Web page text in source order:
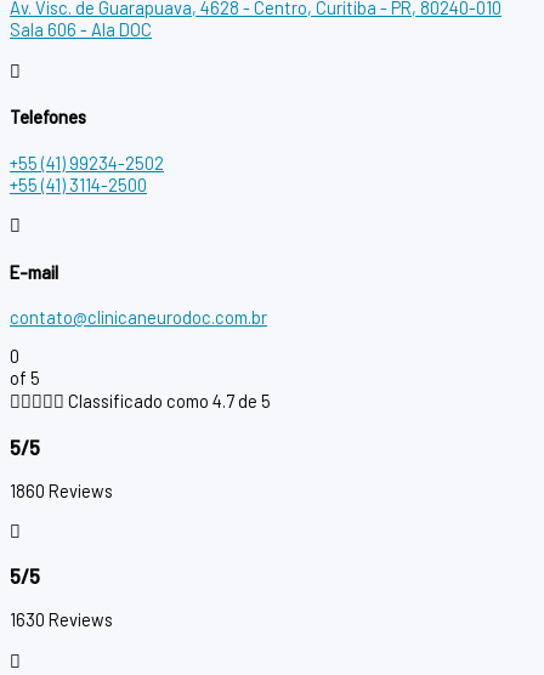
Av. Visc. de Guarapuava, 4628 - Centro, Curitiba - PR, 80240-010
Sala 606 - Ala DOC
Telefones
+55 (41) 99234-2502
+55 (41) 3114-2500
E-mail
contato@clinicaneurodoc.com.br
0
of 5
 Classificado como 4.7 de 5
5/5
1860 Reviews
5/5
1630 Reviews